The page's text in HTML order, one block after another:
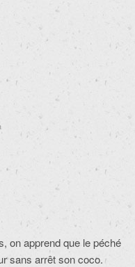
on apprend que le péché
sans arrêt son coco.